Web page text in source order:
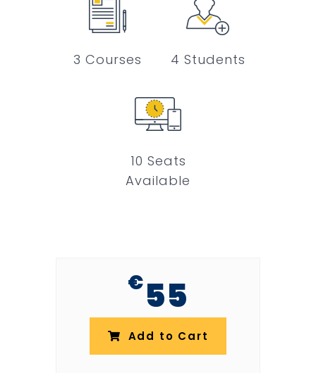
3 Courses 4 Students
10 Seats
Available
€55
Add to Cart